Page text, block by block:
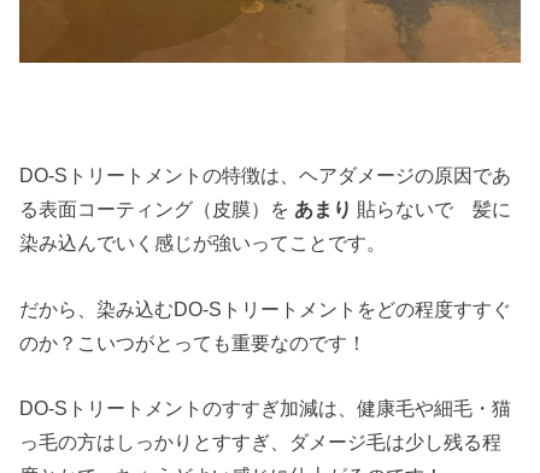
DO-Sトリートメントの特徴は、ヘアダメージの原因であ
る表面コーティング（皮膜）を あまり 貼らないで 髪に
染み込んでいく感じが強いってことです。
だから、染み込むDO-Sトリートメントをどの程度すすぐ
のか？こいつがとっても重要なのです！
DO-Sトリートメントのすすぎ加減は、健康毛や細毛・猫
っ毛の方はしっかりとすすぎ、ダメージ毛は少し残る程